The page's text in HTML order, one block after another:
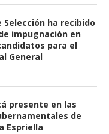
Selección ha recibido
impugnación en
para el
General
presente en las
de
Espriella